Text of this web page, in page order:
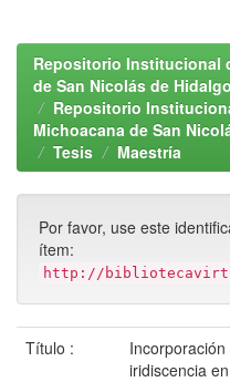
Repositorio Institucional
de San Nicolás de Hidalgo
Repositorio
Michoacana de San
Tesis
Maestría
Por favor, use este
ítem:
http://
Título :
iridiscencia